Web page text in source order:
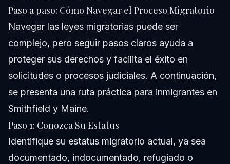
Paso a paso: Cómo Navegar el Proceso Migratorio
Navegar las leyes migratorias puede ser
complejo, pero seguir pasos claros ayuda a
proteger sus derechos y facilita el éxito en
solicitudes o procesos judiciales. A continuación,
se presenta una ruta práctica para inmigrantes en
Smithfield y Maine.
Paso 1: Conozca Su Estatus
Identifique su estatus migratorio actual, ya sea
documentado, indocumentado, refugiado o